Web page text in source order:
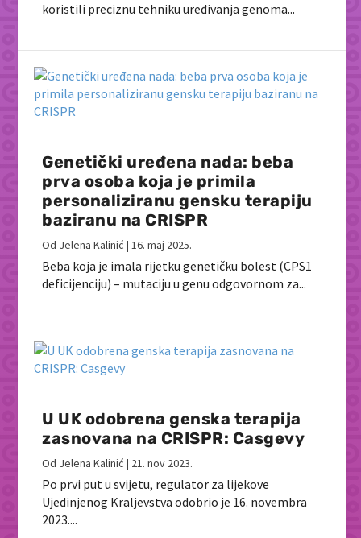
koristili preciznu tehniku ​​uređivanja genoma...
Genetički uređena nada: beba
prva osoba koja je primila
personaliziranu gensku terapiju
baziranu na CRISPR
Od Jelena Kalinić |16. maj 2025.
Beba koja je imala rijetku genetičku bolest (CPS1
deficijenciju) – mutaciju u genu odgovornom za...
U UK odobrena genska terapija
zasnovana na CRISPR: Casgevy
Od Jelena Kalinić | 21. nov 2023.
Po prvi put u svijetu, regulator za lijekove
Ujedinjenog Kraljevstva odobrio je 16. novembra
2023....